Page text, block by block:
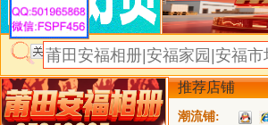
推荐店铺
潮流铺: